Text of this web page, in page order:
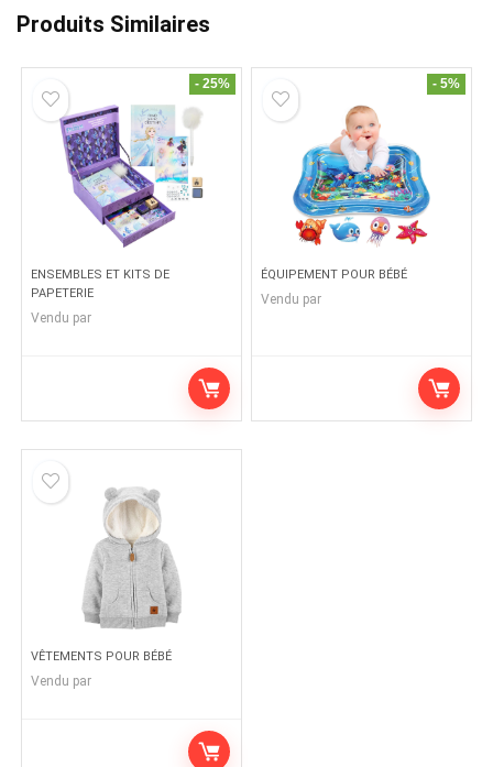
Produits Similaires
- 25%
ENSEMBLES ET KITS DE
PAPETERIE
Vendu par
- 5%
ÉQUIPEMENT POUR BÉBÉ
Vendu par
VÊTEMENTS POUR BÉBÉ
Vendu par